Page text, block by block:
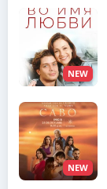
NEW
NEW